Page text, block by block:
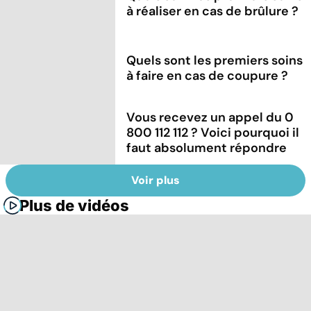
à réaliser en cas de brûlure ?
Quels sont les premiers soins
à faire en cas de coupure ?
Vous recevez un appel du 0
800 112 112 ? Voici pourquoi il
faut absolument répondre
Voir plus
Plus de vidéos